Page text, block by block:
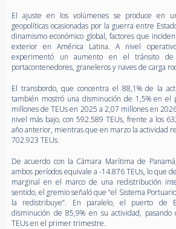
El ajuste en los volúmenes se produce en
geopolíticas ocasionadas por la guerra entre
dinamismo económico global, factores que
exterior en América Latina. A nivel
experimentó un aumento en el tránsito de
portacontenedores, graneleros y naves de carga
El transbordo, que concentra el 88,1% de la
también mostró una disminución de 1,5% en el
millones de TEUs en 2025 a 2,07 millones en
nivel más bajo, con 592.589 TEUs, frente a los
año anterior, mientras que en marzo la actividad
702.923 TEUs.
De acuerdo con la Cámara Marítima de
ambos períodos equivale a -14.876 TEUs, lo que
marginal en el marco de una redistribución
sentido, el gremio señaló que “el Sistema
la redistribuye”. En paralelo, el puerto de
disminución de 85,9% en su actividad,
TEUs en el primer trimestre.